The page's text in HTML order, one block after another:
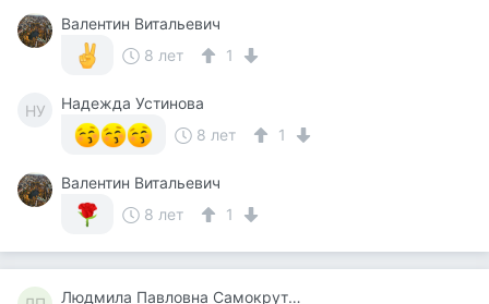
Валентин Витальевич
8 лет
1
НУ
Надежда Устинова
8 лет
1
Валентин Витальевич
8 лет
1
Людмила Павловна Самокрутова